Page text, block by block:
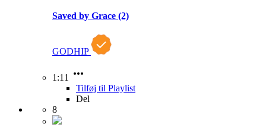
Saved by Grace (2)
GODHIP
1:11
Tilføj til Playlist
Del
8